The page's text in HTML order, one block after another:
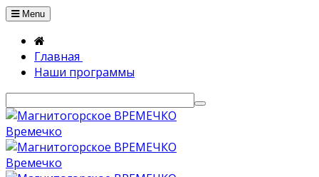
Menu
Главная
Наши программы
Времечко
Времечко